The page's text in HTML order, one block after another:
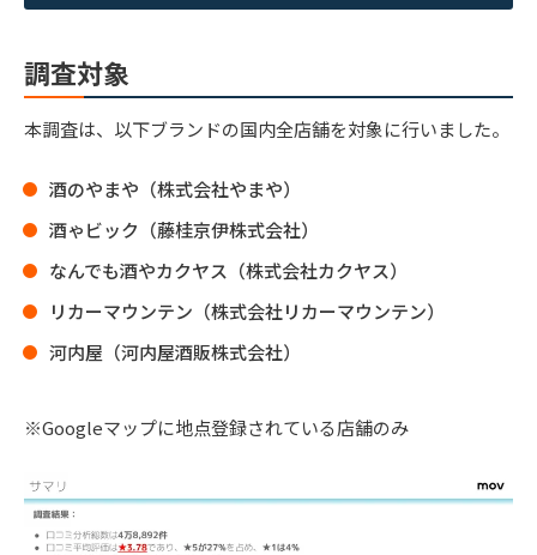
調査対象
本調査は、以下ブランドの国内全店舗を対象に行いました。
酒のやまや（株式会社やまや）
酒ゃビック（藤桂京伊株式会社）
なんでも酒やカクヤス（株式会社カクヤス）
リカーマウンテン（株式会社リカーマウンテン）
河内屋（河内屋酒販株式会社）
※Googleマップに地点登録されている店舗のみ